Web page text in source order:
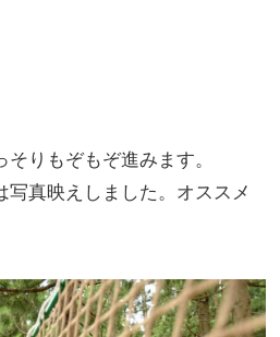
りもぞもぞ進みます。
写真映えしました。オススメ